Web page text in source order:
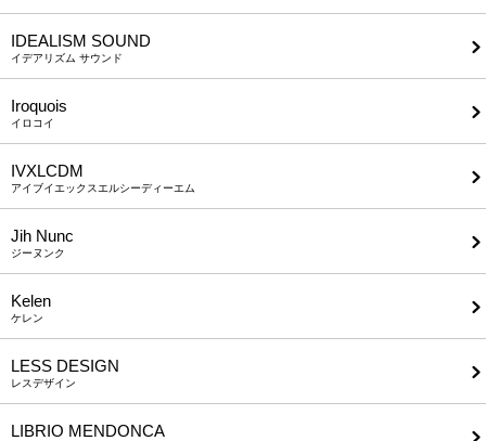
IDEALISM SOUND
イデアリズム サウンド
Iroquois
イロコイ
IVXLCDM
アイブイエックスエルシーディーエム
Jih Nunc
ジーヌンク
Kelen
ケレン
LESS DESIGN
レスデザイン
LIBRIO MENDONCA